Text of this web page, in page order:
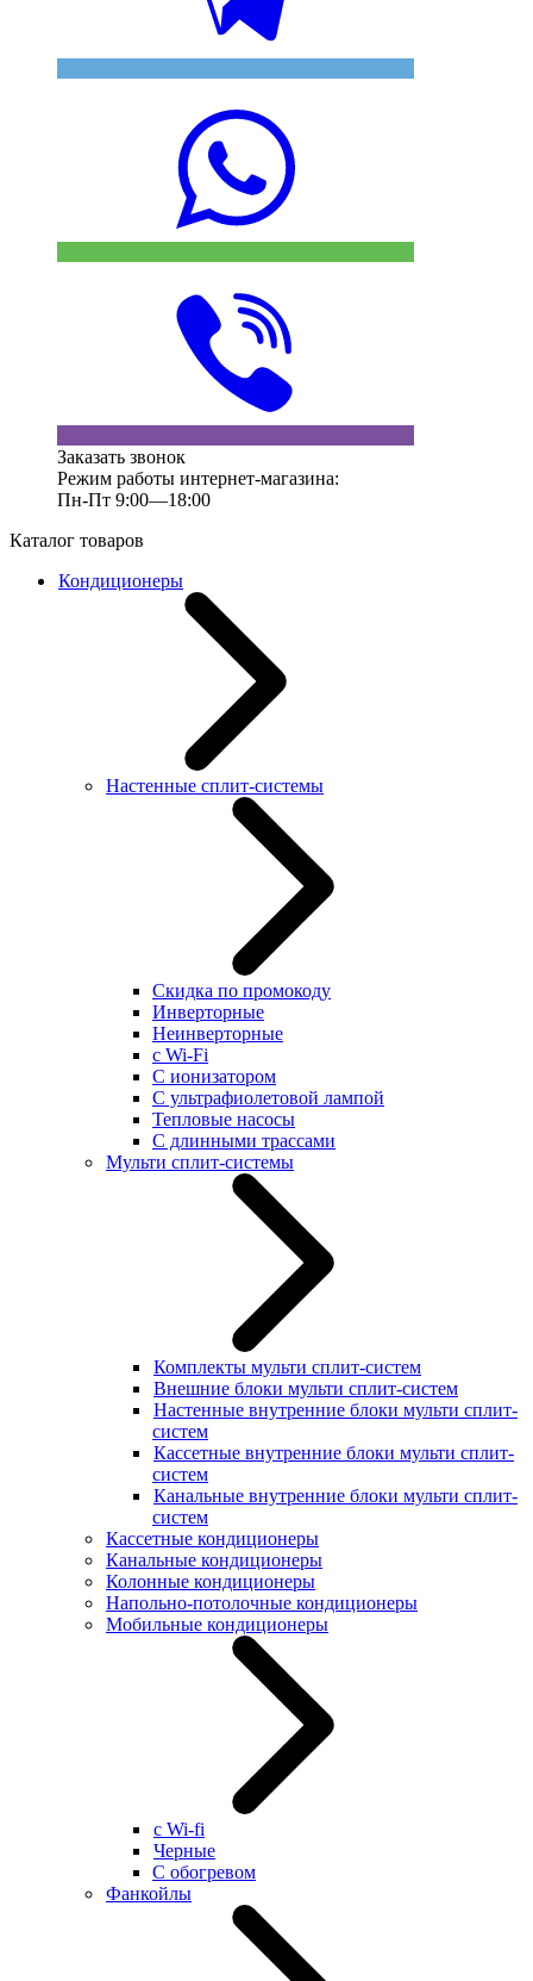
Заказать звонок
Режим работы интернет-магазина:
Пн-Пт 9:00—18:00
Каталог товаров
Кондиционеры
Настенные сплит-системы
Скидка по промокоду
Инверторные
Неинверторные
с Wi-Fi
С ионизатором
С ультрафиолетовой лампой
Тепловые насосы
С длинными трассами
Мульти сплит-системы
Комплекты мульти сплит-систем
Внешние блоки мульти сплит-систем
Настенные внутренние блоки мульти сплит-
систем
Кассетные внутренние блоки мульти сплит-
систем
Канальные внутренние блоки мульти сплит-
систем
Кассетные кондиционеры
Канальные кондиционеры
Колонные кондиционеры
Напольно-потолочные кондиционеры
Мобильные кондиционеры
с Wi-fi
Черные
С обогревом
Фанкойлы